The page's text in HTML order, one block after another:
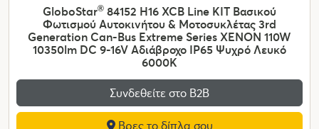
GloboStar® 84152 H16 XCB Line KIT Βασικού
Φωτισμού Αυτοκινήτου & Μοτοσυκλέτας 3rd
Generation Can-Bus Extreme Series XENON 110W
10350lm DC 9-16V Αδιάβροχο IP65 Ψυχρό Λευκό
6000K
Συνδεθείτε στο Β2Β
Βρες το δίπλα σου